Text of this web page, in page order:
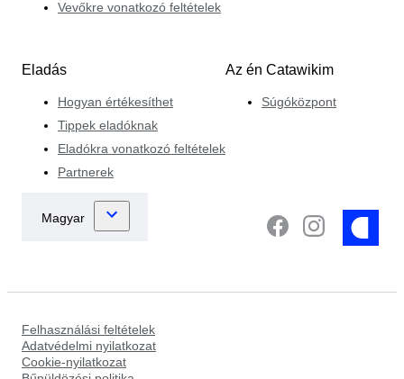
Vevőkre vonatkozó feltételek
Eladás
Hogyan értékesíthet
Tippek eladóknak
Eladókra vonatkozó feltételek
Partnerek
Az én Catawikim
Súgóközpont
Felhasználási feltételek
Adatvédelmi nyilatkozat
Cookie-nyilatkozat